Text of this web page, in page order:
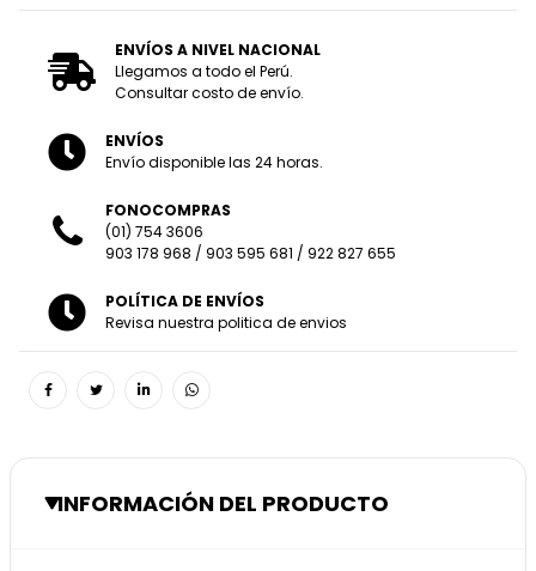
ENVÍOS A NIVEL NACIONAL
Llegamos a todo el Perú.
Consultar costo de envío.
ENVÍOS
Envío disponible las 24 horas.
FONOCOMPRAS
(01) 754 3606
903 178 968 / 903 595 681 / 922 827 655
POLÍTICA DE ENVÍOS
Revisa nuestra politica de envios
INFORMACIÓN DEL PRODUCTO